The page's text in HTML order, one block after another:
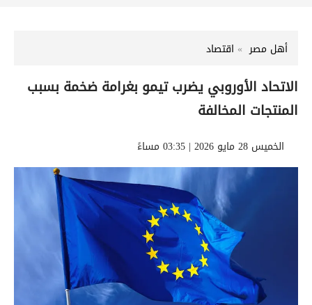
أهل مصر اقتصاد
الاتحاد الأوروبي يضرب تيمو بغرامة ضخمة بسبب
المنتجات المخالفة
الخميس 28 مايو 2026 | 03:35 مساءً